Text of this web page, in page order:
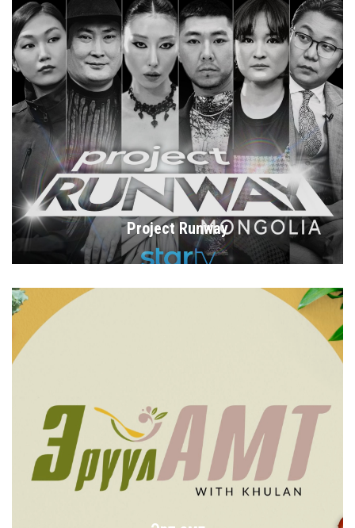
Project Runway